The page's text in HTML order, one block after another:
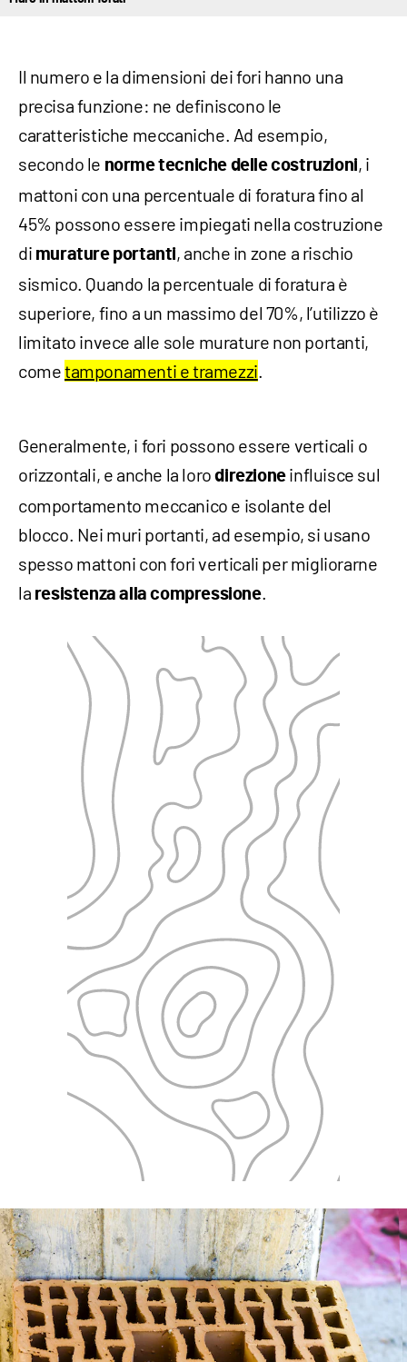
Il numero e la dimensioni dei fori hanno una
precisa funzione: ne definiscono le
caratteristiche meccaniche. Ad esempio,
secondo le norme tecniche delle costruzioni, i
mattoni con una percentuale di foratura fino al
45% possono essere impiegati nella costruzione
di murature portanti, anche in zone a rischio
sismico. Quando la percentuale di foratura è
superiore, fino a un massimo del 70%, l’utilizzo è
limitato invece alle sole murature non portanti,
cometamponamenti e tramezzi.
Generalmente, i fori possono essere verticali o
orizzontali, e anche la loro direzioneinfluisce sul
comportamento meccanico e isolante del
blocco. Nei muri portanti, ad esempio, si usano
spesso mattoni con fori verticali per migliorarne
la resistenza alla compressione.